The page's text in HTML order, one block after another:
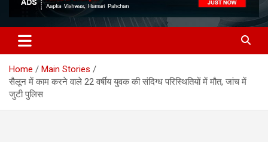
Home
Main Stories
सैलून में काम करने वाले 22 वर्षीय युवक की संदिग्ध परिस्थितियों में मौत, जांच में
जुटी पुलिस